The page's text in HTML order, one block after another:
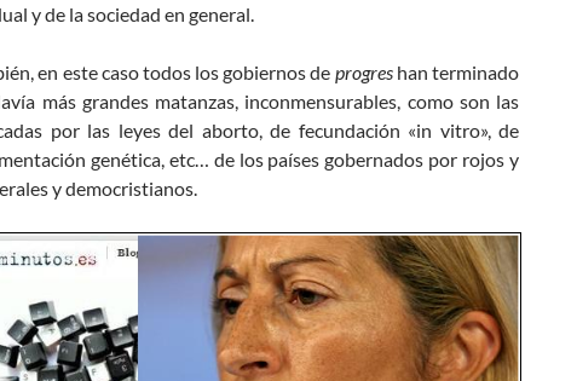
y de la sociedad en general.
en este caso todos los gobiernos de progres han terminado
más grandes matanzas, inconmensurables, como son las
por las leyes del aborto, de fecundación «in vitro», de
genética, etc… de los países gobernados por rojos y
y democristianos.